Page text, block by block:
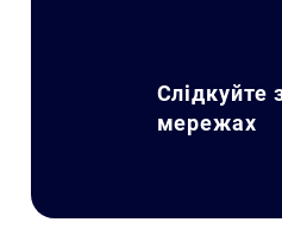
Слідкуйте
мережах